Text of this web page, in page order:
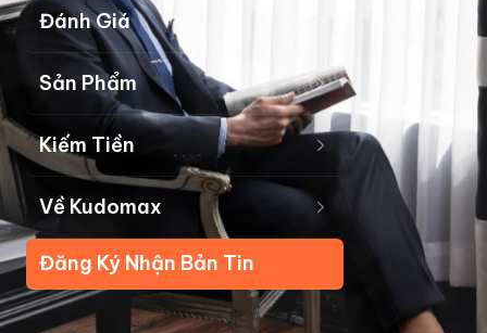
Đánh Giá
Sản Phẩm
Kiếm Tiền
Về Kudomax
Đăng Ký Nhận Bản Tin